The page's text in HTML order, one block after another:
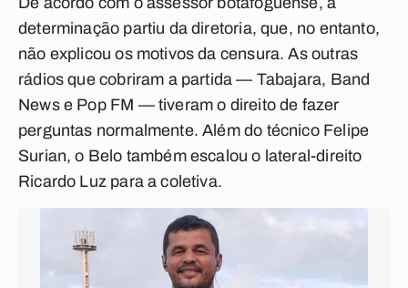
determinação partiu da diretoria, que, no entanto,
não explicou os motivos da censura. As outras
rádios que cobriram a partida — Tabajara, Band
News e Pop FM — tiveram o direito de fazer
perguntas normalmente. Além do técnico Felipe
Surian, o Belo também escalou o lateral-direito
Ricardo Luz para a coletiva.